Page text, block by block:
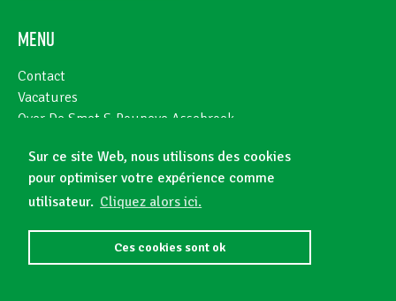
Sur ce site Web, nous utilisons des cookies
pour optimiser votre expérience comme
utilisateur. Cliquez alors ici.
Ces cookies sont ok
Menu
Contact
Vacatures
Over De Smet & Poupeye Assebroek
Algemene voorwaarden